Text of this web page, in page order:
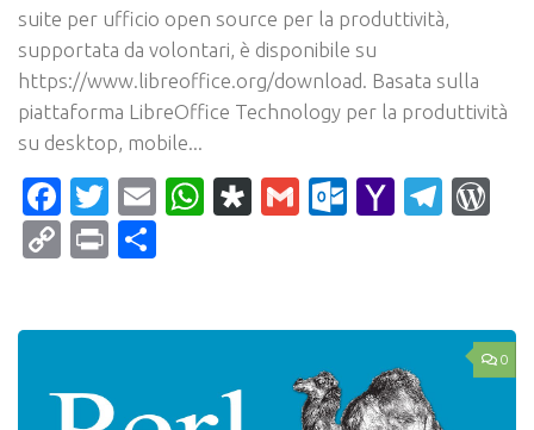
suite per ufficio open source per la produttività,
supportata da volontari, è disponibile su
https://www.libreoffice.org/download. Basata sulla
piattaforma LibreOffice Technology per la produttività
su desktop, mobile...
Facebook
Twitter
EmailWhatsApp
Diaspora
Gmail Yahoo
CopyPrint
0